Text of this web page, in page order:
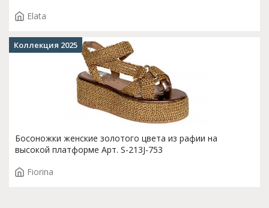
Elata
Босоножки женские золотого цвета из рафии на
высокой платформе Арт. S-213J-753
Fiorina
Коллекция 2025